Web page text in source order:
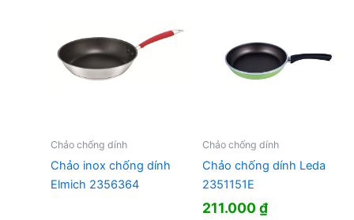
Chảo chống dính
Chảo inox chống dính
Elmich 2356364
Chảo chống dính
Chảo chống dính Leda
2351151E
211.000₫